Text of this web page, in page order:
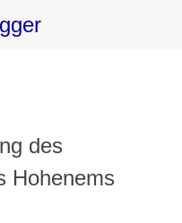
des
Hohenems